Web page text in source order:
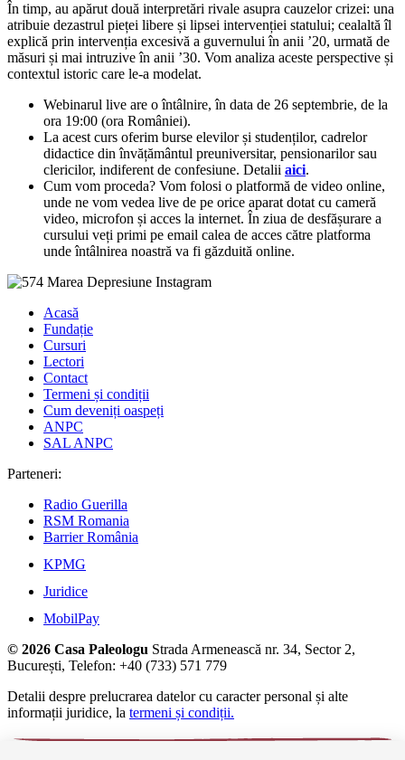
În timp, au apărut două interpretări rivale asupra cauzelor crizei: una
atribuie dezastrul pieței libere și lipsei intervenției statului; cealaltă îl
explică prin intervenția excesivă a guvernului în anii ’20, urmată de
măsuri și mai intruzive în anii ’30. Vom analiza aceste perspective și
contextul istoric care le-a modelat.
Webinarul live are o întâlnire, în data de 26 septembrie, de la
ora 19:00 (ora României).
La acest curs oferim burse elevilor și studenților, cadrelor
didactice din învățământul preuniversitar, pensionarilor sau
clericilor, indiferent de confesiune. Detalii aici.
Cum vom proceda? Vom folosi o platformă de video online,
unde ne vom vedea live de pe orice aparat dotat cu cameră
video, microfon și acces la internet. În ziua de desfășurare a
cursului veți primi pe email calea de acces către platforma
unde întâlnirea noastră va fi găzduită online.
Acasă
Fundație
Cursuri
Lectori
Contact
Termeni și condiții
Cum deveniți oaspeți
ANPC
SAL ANPC
Parteneri:
Radio Guerilla
RSM Romania
Barrier România
KPMG
Juridice
MobilPay
© 2026 Casa Paleologu Strada Armenească nr. 34, Sector 2,
București, Telefon: +40 (733) 571 779
Detalii despre prelucrarea datelor cu caracter personal și alte
informații juridice, la termeni și condiții.